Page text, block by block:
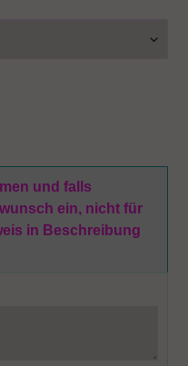
und falls
ein, nicht für
in Beschreibung